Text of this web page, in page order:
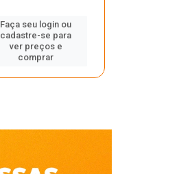
Faça seu login ou
cadastre-se para
ver preços e
comprar